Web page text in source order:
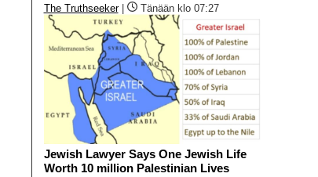
The Truthseeker| Tänään klo 07:27
Jewish Lawyer Says One Jewish Life
Worth 10 million Palestinian Lives